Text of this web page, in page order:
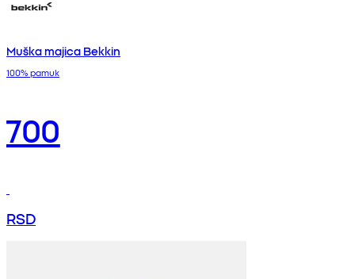
Muška majica Bekkin
100% pamuk
700
RSD